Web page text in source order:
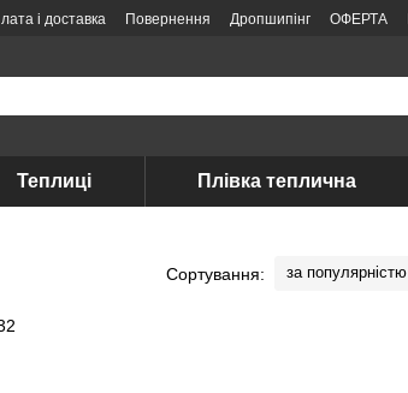
і доставка Повернення Дропшипінг ОФЕРТА
Теплиці Плівка теплична
Сортування: за популярністю